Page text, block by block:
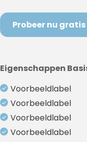
Probeer nu gratis
Eigenschappen
Voorbeeldlabel
Voorbeeldlabel
Voorbeeldlabel
Voorbeeldlabel